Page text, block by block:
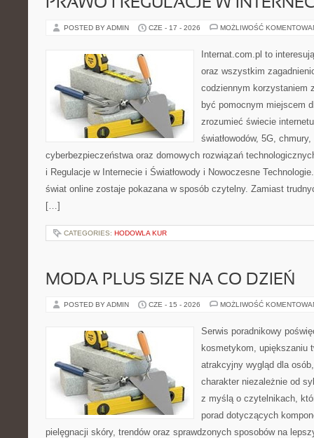
PRAWO I REGULACJE W
POSTED BY ADMIN CZE - 17 - 2026 MOŻLIWOŚĆ
Internat.com.pl to
oraz wszystkim
codziennym korzystaniem
być pomocnym miejscem
zrozumieć świecie
światłowodów, 5G,
cyberbezpieczeństwa oraz domowych rozwiązań
i Regulacje w Internecie i Światłowody i Nowoczesne
świat online zostaje pokazana w sposób czytelny. Zamiast
[…]
CATEGORIES: HODOWLA KUR
MODA PLUS SIZE NA CO DZIEŃ
POSTED BY ADMIN CZE - 15 - 2026 MOŻLIWOŚĆ
Serwis poradnikowy
kosmetykom, upiększaniu
atrakcyjny wygląd dla
charakter niezależnie od
z myślą o czytelnikach,
porad dotyczących
pielęgnacji skóry, trendów oraz sprawdzonych sposobów na